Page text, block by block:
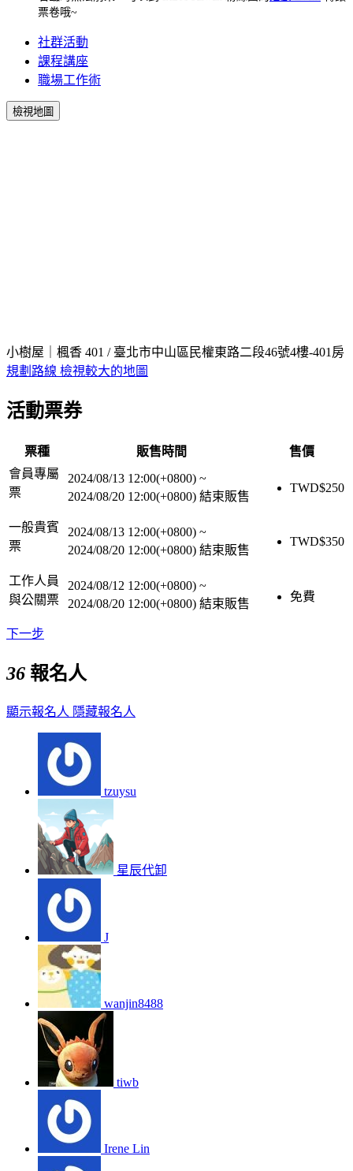
票卷哦~
社群活動
課程講座
職場工作術
檢視地圖
小樹屋｜楓香 401 / 臺北市中山區民權東路二段46號4樓-401房
規劃路線 檢視較大的地圖
活動票券
票種 販售時間
售價
會員專屬
票
2024/08/13 12:00(+0800) ~
2024/08/20 12:00(+0800) 結束販售
TWD$250
一般貴賓
票
2024/08/13 12:00(+0800) ~
2024/08/20 12:00(+0800) 結束販售
TWD$350
工作人員
與公關票
2024/08/12 12:00(+0800) ~
2024/08/20 12:00(+0800) 結束販售
免費
下一步
36 報名人
顯示報名人 隱藏報名人
tzuysu
星辰代卸
J
wanjin8488
tiwb
Irene Lin